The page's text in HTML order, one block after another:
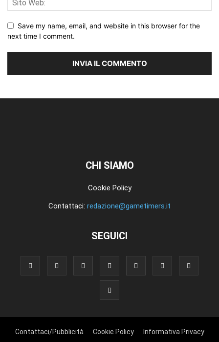
Save my name, email, and website in this browser for the
next time I comment.
CHI SIAMO
Cookie Policy
Contattaci: redazione@gametimers.it
SEGUICI
Contattaci/Pubblicità Cookie Policy Informativa Privacy